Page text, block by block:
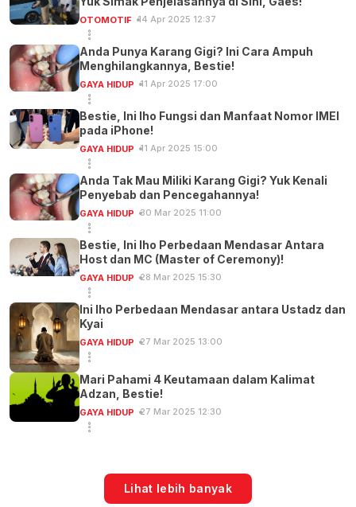
OTOMOTIF 14 Apr 2025 12:37
Anda Punya Karang Gigi? Ini Cara Ampuh
Menghilangkannya, Bestie!
GAYA HIDUP 11 Apr 2025 17:00
Bestie, Ini lho Fungsi dan Manfaat Nomor IMEI
pada iPhone!
GAYA HIDUP 11 Apr 2025 15:00
Anda Tak Mau Miliki Karang Gigi? Yuk Kenali
Penyebab dan Pencegahannya!
GAYA HIDUP 30 Mar 2025 11:00
Bestie, Ini lho Perbedaan Mendasar Antara
Host dan MC (Master of Ceremony)!
GAYA HIDUP 28 Mar 2025 15:30
Ini lho Perbedaan Mendasar antara Ustadz dan
Kyai
GAYA HIDUP 27 Mar 2025 13:00
Mari Pahami 4 Keutamaan dalam Kalimat
Adzan, Bestie!
GAYA HIDUP 27 Mar 2025 12:30
Lihat lebih banyak